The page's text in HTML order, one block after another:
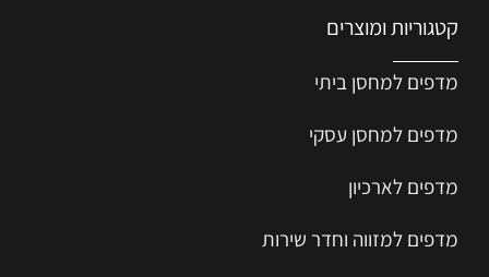
קטגוריות ומוצרים
מדפים למחסן ביתי
מדפים למחסן עסקי
מדפים לארכיון
מדפים למזווה וחדר שירות